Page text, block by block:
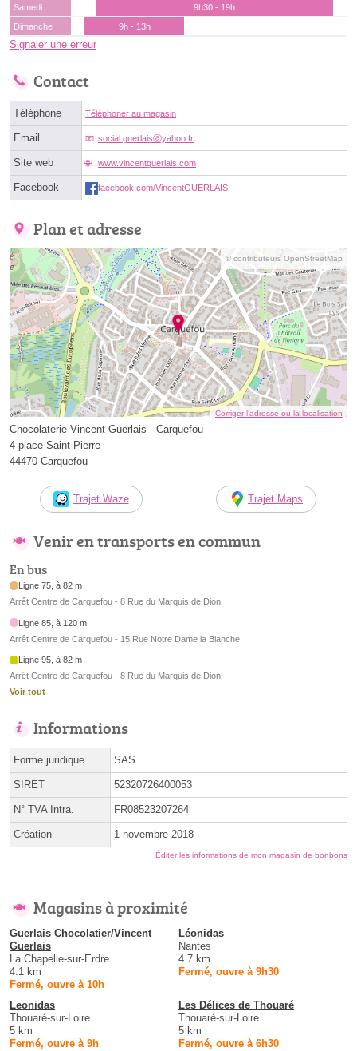
Samedi
9h30 - 19h
Dimanche
9h - 13h
Signaler une erreur
Contact
Téléphone Téléphoner au magasin
Email social.guerlaisⓐyahoo.fr
Site web www.vincentguerlais.com
Facebook facebook.com/VincentGUERLAIS
Plan et adresse
© contributeurs OpenStreetMap
Corriger l’adresse ou la localisation
Chocolaterie Vincent Guerlais - Carquefou
4 place Saint-Pierre
44470 Carquefou
Trajet Waze Trajet Maps
Venir en transports en commun
En bus
Ligne 75, à 82 m
Arrêt Centre de Carquefou - 8 Rue du Marquis de Dion
Ligne 85, à 120 m
Arrêt Centre de Carquefou - 15 Rue Notre Dame la Blanche
Ligne 95, à 82 m
Arrêt Centre de Carquefou - 8 Rue du Marquis de Dion
Voir tout
Informations
Forme juridique SAS
SIRET 52320726400053
N° TVA Intra. FR08523207264
Création 1 novembre 2018
Éditer les informations de mon magasin de bonbons
Magasins à proximité
Guerlais Chocolatier/Vincent
Guerlais
La Chapelle-sur-Erdre
4.1 km
Fermé, ouvre à 10h
Léonidas
Nantes
4.7 km
Fermé, ouvre à 9h30
Leonidas
Thouaré-sur-Loire
5 km
Fermé, ouvre à 9h
Les Délices de Thouaré
Thouaré-sur-Loire
5 km
Fermé, ouvre à 6h30